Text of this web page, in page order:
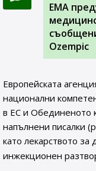
EMA
Ozempic
Европейската
национални
в ЕС и Обединеното
напълнени писалки
като лекарството за
инжекционен